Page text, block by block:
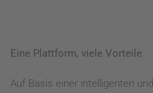
Eine Plattform, viele Vorteile
Auf Basis einer intelligenten